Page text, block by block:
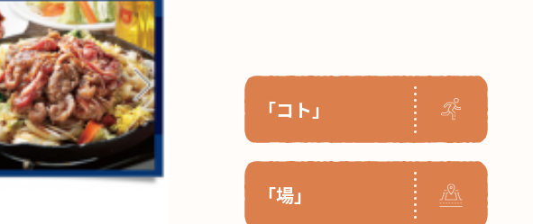
「コト」
「場」
記事検索